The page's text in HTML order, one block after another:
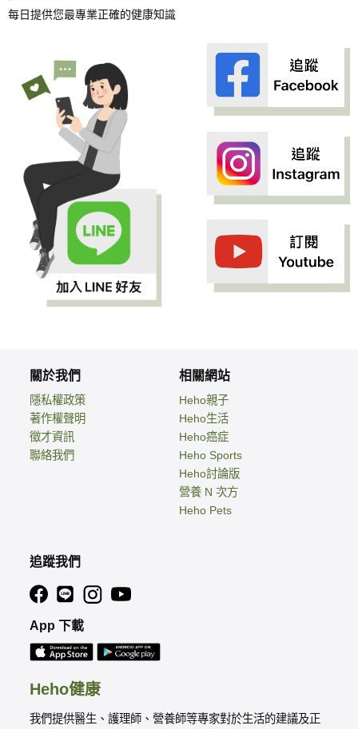
每日提供您最專業正確的健康知識
Heho健康
我們提供醫生、護理師、營養師等專家對於生活的建議及正
關於我們
隱私權政策
著作權聲明
徵才資訊
聯絡我們
相關網站
Heho親子
Heho生活
Heho癌症
Heho Sports
Heho討論版
營養 N 次方
Heho Pets
追蹤我們
App 下載